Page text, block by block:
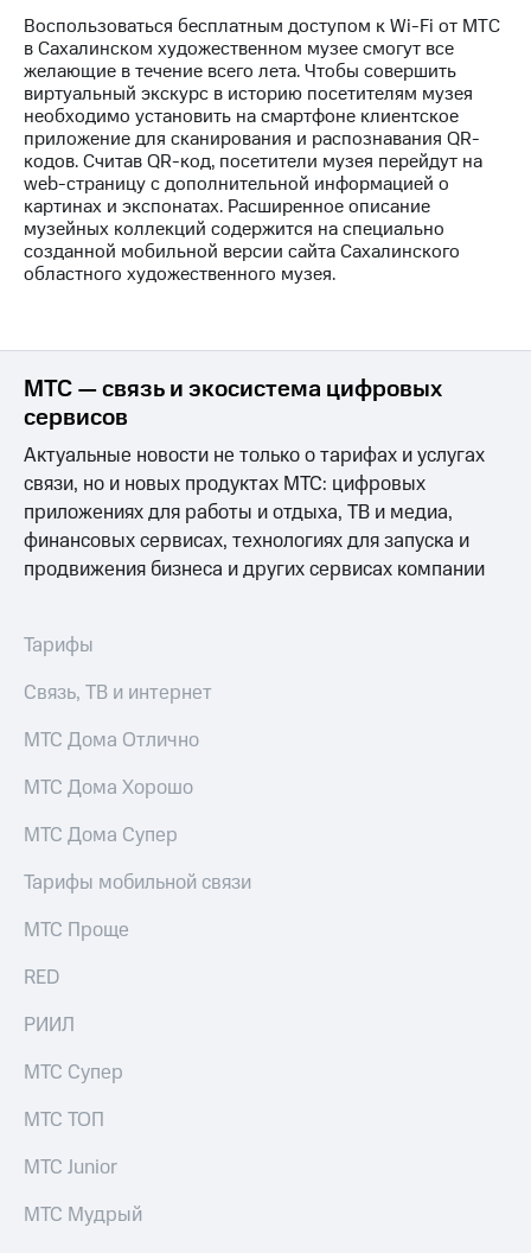
аудит
Рынок
акций
Описание
Программа
приобретения
Порядок
выкупа
акций
Дивиденды
Рынок
Уведомление
о
погашении
именных
облигаций
Другое
Регистратор
Реквизиты
этика
На главную
Воспользоваться бесплатным доступом к Wi-Fi от МТС
в Сахалинском художественном музее смогут все
желающие в течение всего лета. Чтобы совершить
виртуальный экскурс в историю посетителям музея
необходимо установить на смартфоне клиентское
приложение для сканирования и распознавания QR-
кодов. Считав QR-код, посетители музея перейдут на
web-страницу с дополнительной информацией о
картинах и экспонатах. Расширенное описание
музейных коллекций содержится на специально
созданной мобильной версии сайта Сахалинского
областного художественного музея.
МТС — связь и экосистема цифровых
сервисов
Актуальные новости не только о тарифах и услугах
связи, но и новых продуктах МТС: цифровых
приложениях для работы и отдыха, ТВ и медиа,
финансовых сервисах, технологиях для запуска и
продвижения бизнеса и других сервисах компании
Тарифы
Связь, ТВ и интернет
МТС Дома Отлично
МТС Дома Хорошо
МТС Дома Супер
Тарифы мобильной связи
МТС Проще
RED
РИИЛ
МТС Супер
МТС ТОП
МТС Junior
МТС Мудрый